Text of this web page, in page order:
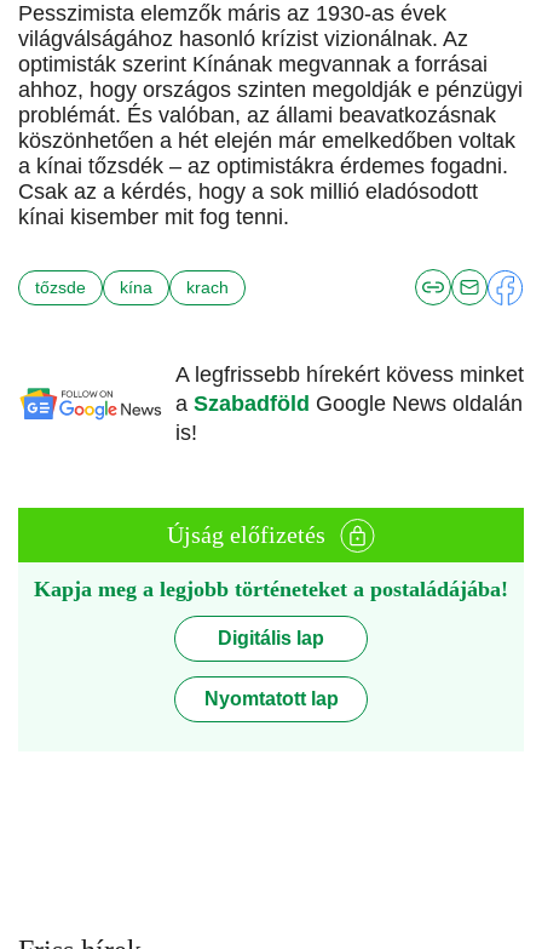
Pesszimista elemzők máris az 1930-as évek
világválságához hasonló krízist vizionálnak. Az
optimisták szerint Kínának megvannak a forrásai
ahhoz, hogy országos szinten megoldják e pénzügyi
problémát. És valóban, az állami beavatkozásnak
köszönhetően a hét elején már emelkedőben voltak
a kínai tőzsdék – az optimistákra érdemes fogadni.
Csak az a kérdés, hogy a sok millió eladósodott
kínai kisember mit fog tenni.
tőzsde kína krach
A legfrissebb hírekért kövess minket
a Szabadföld Google News oldalán
is!
Újság előfizetés
Kapja meg a legjobb történeteket a postaládájába!
Digitális lap
Nyomtatott lap